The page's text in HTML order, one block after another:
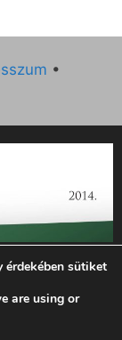
•
működésének
támogatási
támogatta az
sütiket
are using or